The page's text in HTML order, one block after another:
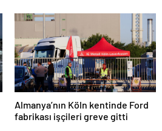
Almanya’nın Köln kentinde Ford
fabrikası işçileri greve gitti